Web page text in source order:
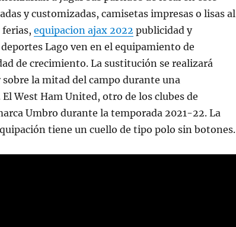
y customizadas, camisetas impresas o lisas al
ferias,equipacion ajax 2022 publicidad y
Lago ven en el equipamiento de
de crecimiento. La sustitución se realizará
sobre la mitad del campo durante una
West Ham United, otro de los clubes de
Umbro durante la temporada 2021-22. La
tiene un cuello de tipo polo sin botones.